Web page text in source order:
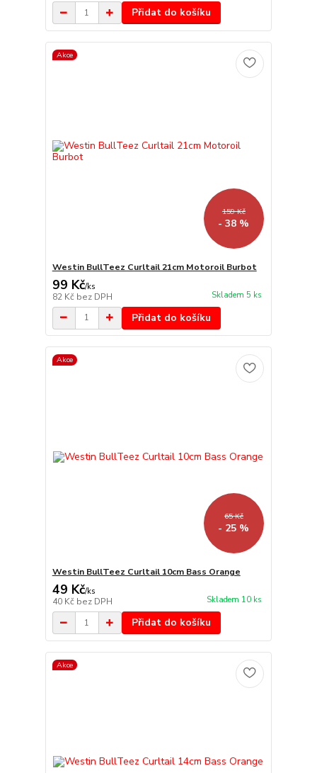
Přidat do košíku
Akce
159 Kč
- 38 %
Westin BullTeez Curltail 21cm Motoroil Burbot
99 Kč/ks
82 Kč bez DPH Skladem 5 ks
Přidat do košíku
Akce
65 Kč
- 25 %
Westin BullTeez Curltail 10cm Bass Orange
49 Kč/ks
40 Kč bez DPH Skladem 10 ks
Přidat do košíku
Akce